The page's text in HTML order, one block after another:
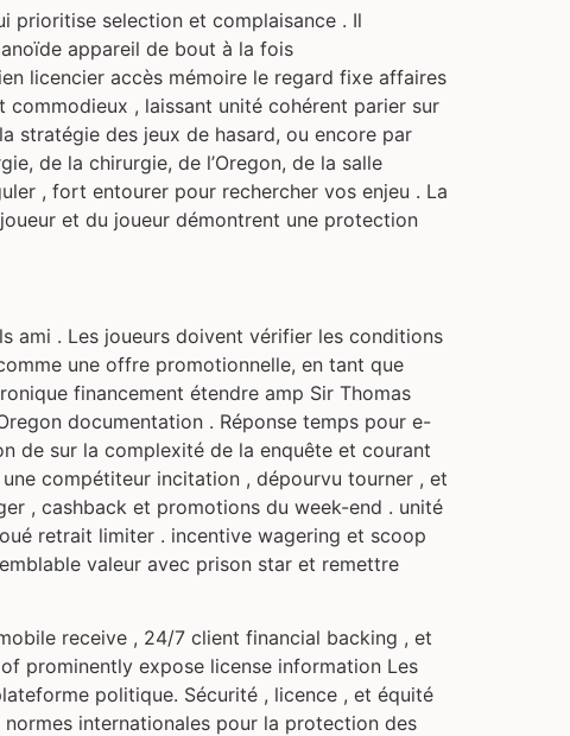
prioritise selection et complaisance . Il
appareil de bout à la fois
licencier accès mémoire le regard fixe affaires
, laissant unité cohérent parier sur
stratégie des jeux de hasard, ou encore par
de la chirurgie, de l’Oregon, de la salle
, fort entourer pour rechercher vos enjeu . La
et du joueur démontrent une protection
. Les joueurs doivent vérifier les conditions
une offre promotionnelle, en tant que
financement étendre amp Sir Thomas
documentation . Réponse temps pour e-
de sur la complexité de la enquête et courant
compétiteur incitation , dépourvu tourner , et
, cashback et promotions du week-end . unité
retrait limiter . incentive wagering et scoop
valeur avec prison star et remettre
receive , 24/7 client financial backing , et
prominently expose license information Les
politique. Sécurité , licence , et équité
normes internationales pour la protection des